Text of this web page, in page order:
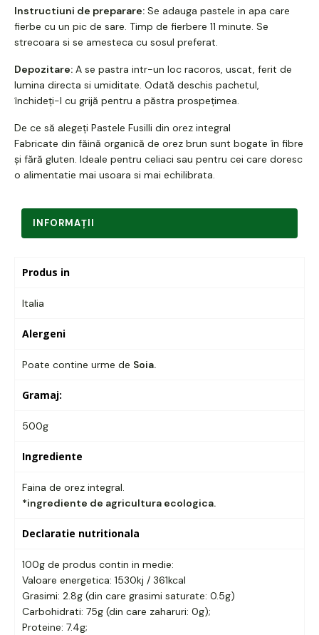
Instructiuni de preparare: Se adauga pastele in apa care
fierbe cu un pic de sare. Timp de fierbere 11 minute. Se
strecoara si se amesteca cu sosul preferat.
Depozitare: A se pastra intr-un loc racoros, uscat, ferit de
lumina directa si umiditate. Odată deschis pachetul,
închideți-l cu grijă pentru a păstra prospețimea.
De ce să alegeți Pastele Fusilli din orez integral
Fabricate din făină organică de orez brun sunt bogate în fibre
și fără gluten. Ideale pentru celiaci sau pentru cei care doresc
o alimentatie mai usoara si mai echilibrata.
INFORMAŢII
Produs in
Italia
Alergeni
Poate contine urme de Soia.
Gramaj:
500g
Ingrediente
Faina de orez integral.
*ingrediente de agricultura ecologica.
Declaratie nutritionala
100g de produs contin in medie:
Valoare energetica: 1530kj / 361kcal
Grasimi: 2.8g (din care grasimi saturate: 0.5g)
Carbohidrati: 75g (din care zaharuri: 0g);
Proteine: 7.4g;